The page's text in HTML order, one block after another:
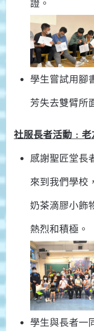
證。
學生嘗試用腳
芳失去雙臂所
社服長者活動﹕
感謝聖匠堂長
來到我們學校
奶茶滴膠小飾
熱烈和積極。
學生與長者一